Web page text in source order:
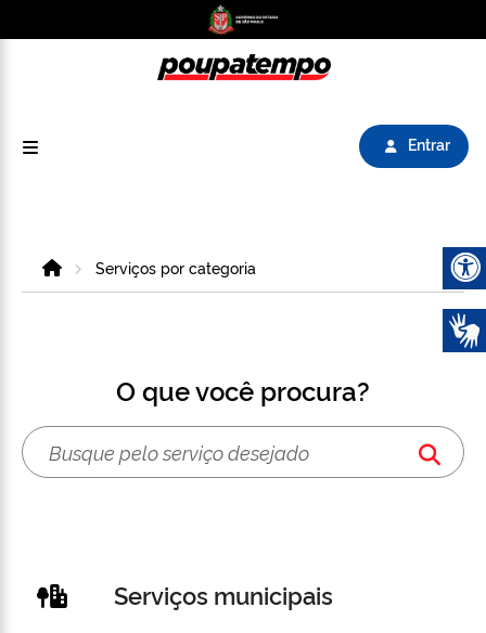
Entrar
HomeServiços por categoria
O que você procura?
Serviços municipais